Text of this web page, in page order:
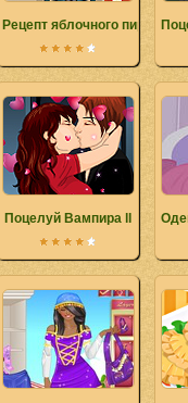
Рецепт яблочного пирога
Поцелуй Вампира ll